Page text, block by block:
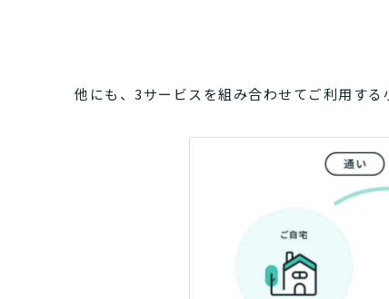
他にも、3サービスを組み合わせてご利用す